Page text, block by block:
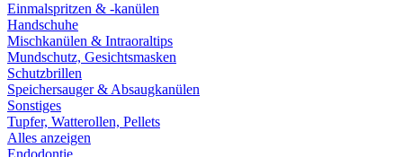
Einmalspritzen & -kanülen
Handschuhe
Mischkanülen & Intraoraltips
Mundschutz, Gesichtsmasken
Schutzbrillen
Speichersauger & Absaugkanülen
Sonstiges
Tupfer, Watterollen, Pellets
Alles anzeigen
Endodontie